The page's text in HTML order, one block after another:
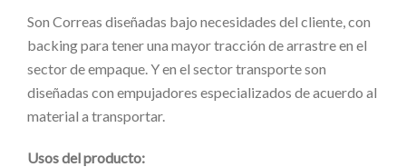
Son Correas diseñadas bajo necesidades del cliente, con
backing para tener una mayor tracción de arrastre en el
sector de empaque. Y en el sector transporte son
diseñadas con empujadores especializados de acuerdo al
material a transportar.
Usos del producto: